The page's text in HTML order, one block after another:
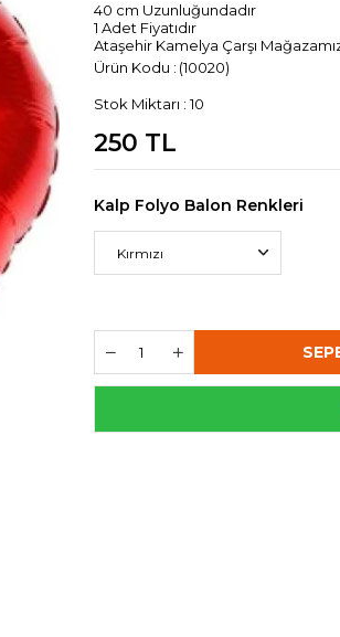
40 cm Uzunluğundadır
1 Adet Fiyatıdır
Ataşehir Kamelya Çarşı
(10020)
Stok Miktarı : 10
250 TL
Kalp Folyo Balon Renkleri